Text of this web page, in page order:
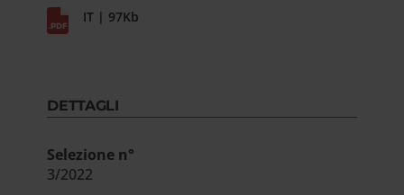
IT | 97Kb
DETTAGLI
Selezione n°
3/2022